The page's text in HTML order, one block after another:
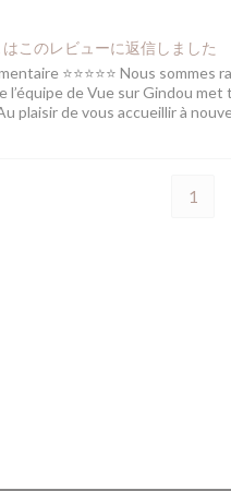
はこのレビューに返信しました
⭐⭐⭐⭐⭐ Nous
l’équipe de Vue sur Gindou
plaisir de vous accueillir à
1